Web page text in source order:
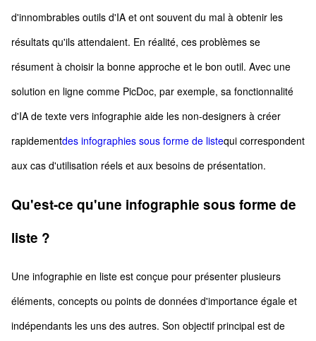
d'innombrables outils d'IA et ont souvent du mal à obtenir les
résultats qu'ils attendaient. En réalité, ces problèmes se
résument à choisir la bonne approche et le bon outil. Avec une
solution en ligne comme PicDoc, par exemple, sa fonctionnalité
d'IA de texte vers infographie aide les non-designers à créer
rapidementdes infographies sous forme de listequi correspondent
aux cas d'utilisation réels et aux besoins de présentation.
Qu'est-ce qu'une infographie sous forme de
liste ?
Une infographie en liste est conçue pour présenter plusieurs
éléments, concepts ou points de données d'importance égale et
indépendants les uns des autres. Son objectif principal est de